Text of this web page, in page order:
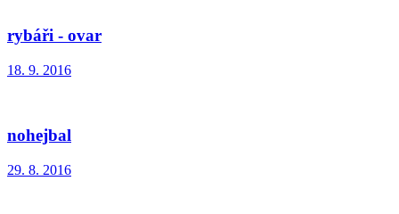
rybáři - ovar
18. 9. 2016
nohejbal
29. 8. 2016